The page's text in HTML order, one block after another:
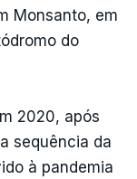
Monsanto, em
do
2020, após
sequência da
à pandemia